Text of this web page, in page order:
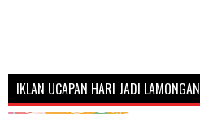
IKLAN UCAPAN HARI JADI LAMONGAN